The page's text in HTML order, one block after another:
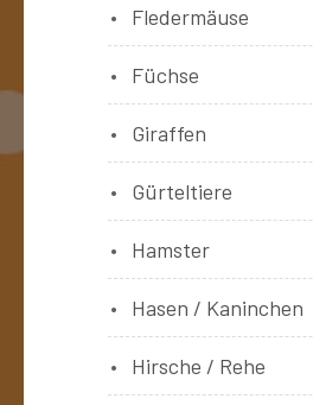
Fledermäuse
Füchse
Giraffen
Gürteltiere
Hamster
Hasen / Kaninchen
Hirsche / Rehe